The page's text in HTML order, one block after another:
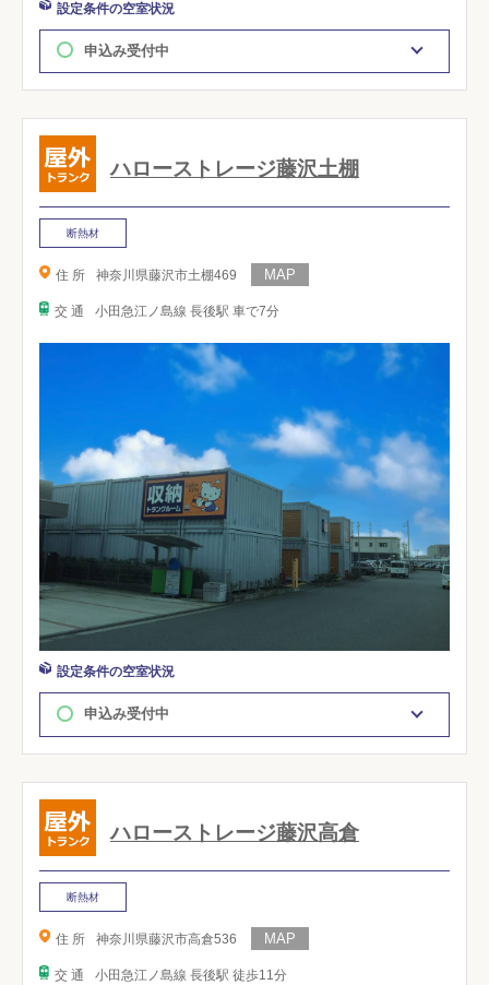
設定条件の空室状況
申込み受付中
ハローストレージ藤沢土棚
断熱材
住 所 神奈川県藤沢市土棚469
交 通 小田急江ノ島線 長後駅 車で7分
設定条件の空室状況
申込み受付中
ハローストレージ藤沢高倉
断熱材
住 所 神奈川県藤沢市高倉536
交 通 小田急江ノ島線 長後駅 徒歩11分